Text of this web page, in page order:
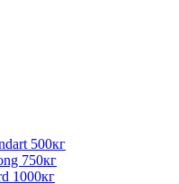
500кг
750кг
1000кг